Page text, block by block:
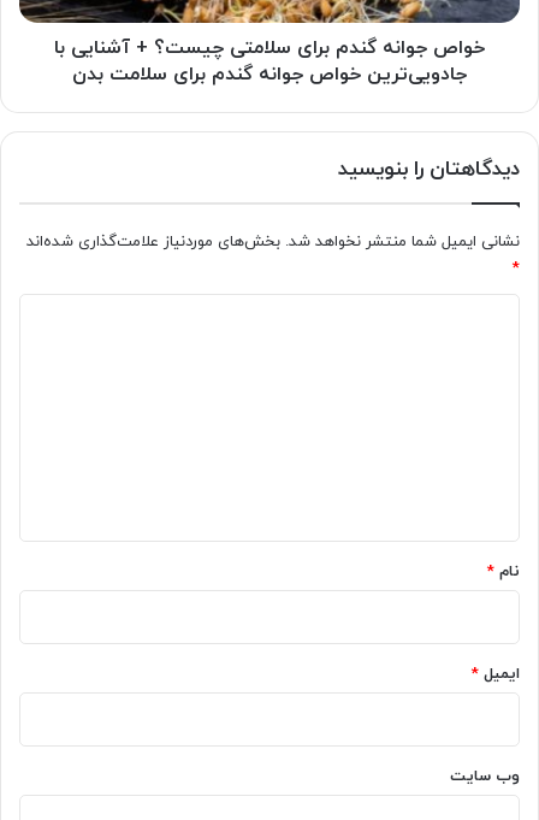
با
جادویی‌ترین
سلامت
خواص جوانه گندم برای سلامتی چیست؟ + آشنایی با
جادویی‌ترین خواص جوانه گندم برای سلامت بدن
دیدگاهتان را بنویسید
نشانی ایمیل شما منتشر نخواهد شد. بخش‌های موردنیاز علامت‌گذاری شده‌اند
*
نام *
ایمیل *
وب‌ سایت